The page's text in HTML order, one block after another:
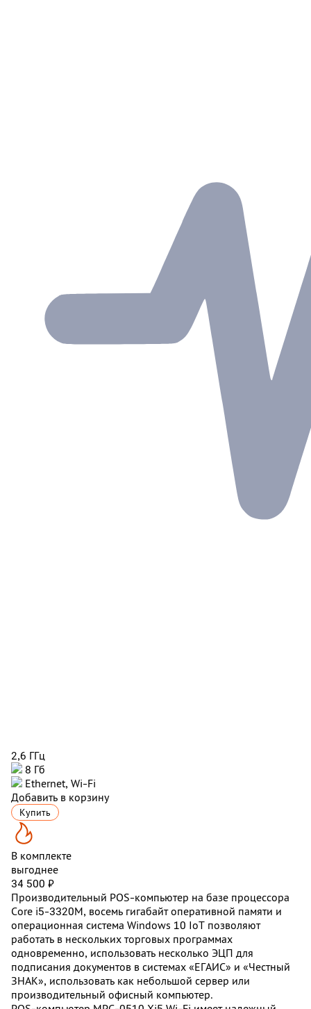
2,6 ГГц
8 Гб
Ethernet, Wi-Fi
Добавить в корзину
Купить
В комплекте
выгоднее
34 500 ₽
Производительный POS-компьютер на базе процессора
Core i5-3320M, восемь гигабайт оперативной памяти и
операционная система Windows 10 IoT позволяют
работать в нескольких торговых программах
одновременно, использовать несколько ЭЦП для
подписания документов в системах «ЕГАИС» и «Честный
ЗНАК», использовать как небольшой сервер или
производительный офисный компьютер.